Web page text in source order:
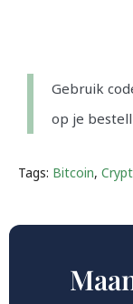
Gebruik
op je
Tags: Bitcoin,